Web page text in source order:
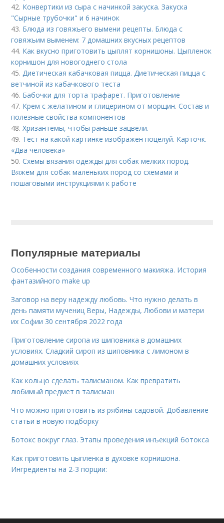
42. Конвертики из сыра с начинкой закуска. Закуска
"Сырные трубочки" и 6 начинок
43. Блюда из говяжьего вымени рецепты. Блюда с
говяжьим выменем: 7 домашних вкусных рецептов
44. Как вкусно приготовить цыплят корнишоны. Цыпленок
корнишон для новогоднего стола
45.Диетическая кабачковая пицца. Диетическая пицца с
ветчиной из кабачкового теста
46. Бабочки для торта трафарет. Приготовление
47. Крем с желатином и глицерином от морщин. Состав и
полезные свойства компонентов
48.Хризантемы, чтобы раньше зацвели.
49. Тест на какой картинке изображен поцелуй. Карточк.
«Два человека»
50.Схемы вязания одежды для собак мелких пород.
Вяжем для собак маленьких пород со схемами и
пошаговыми инструкциями к работе
Популярные материалы
Особенности создания современного макияжа. История
фантазийного make up
Заговор на веру надежду любовь. Что нужно делать в
день памяти мучениц Веры, Надежды, Любови и матери
их Софии 30 сентября 2022 года
Приготовление сиропа из шиповника в домашних
условиях. Сладкий сироп из шиповника с лимоном в
домашних условиях
Как кольцо сделать талисманом. Как превратить
любимый предмет в талисман
Что можно приготовить из рябины садовой. Добавление
статьи в новую подборку
Ботокс вокруг глаз. Этапы проведения инъекций ботокса
Как приготовить цыпленка в духовке корнишона.
Ингредиенты на 2-3 порции: